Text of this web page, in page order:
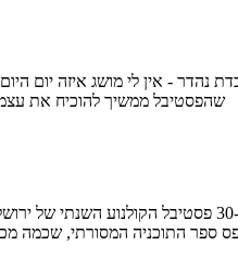
שהפסטיבל ממשיך להוכיח את
ספר התוכניה המסורתי, שכמה